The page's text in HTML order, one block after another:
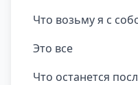
Что возьму я с
Это все
Что останется